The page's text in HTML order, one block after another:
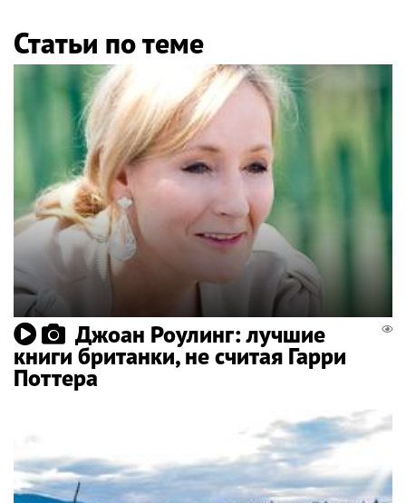
Статьи по теме
Джоан Роулинг: лучшие
книги британки, не считая Гарри
Поттера